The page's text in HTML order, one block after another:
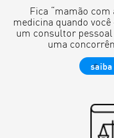
Fica “mamão com
medicina quando
um consultor
uma